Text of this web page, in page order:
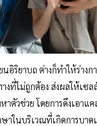
อิริยาบถ ต่างก็ทำให้ร่างก
งที่ไม่ถูกต้อง ส่งผลให้เซ
หาตัวช่วย โดยการดึงเอาแ
ษาในบริเวณที่เกิดการบาด